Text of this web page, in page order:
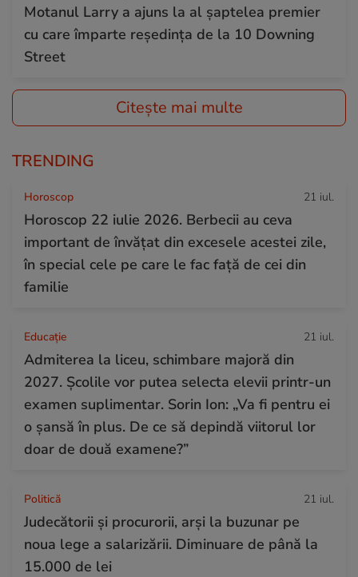
Motanul Larry a ajuns la al șaptelea premier
cu care împarte reședința de la 10 Downing
Street
Citește mai multe
TRENDING
Horoscop 21 iul.
Horoscop 22 iulie 2026. Berbecii au ceva
important de învățat din excesele acestei zile,
în special cele pe care le fac față de cei din
familie
Educație 21 iul.
Admiterea la liceu, schimbare majoră din
2027. Școlile vor putea selecta elevii printr-un
examen suplimentar. Sorin Ion: „Va fi pentru ei
o șansă în plus. De ce să depindă viitorul lor
doar de două examene?”
Politică 21 iul.
Judecătorii și procurorii, arși la buzunar pe
noua lege a salarizării. Diminuare de până la
15.000 de lei